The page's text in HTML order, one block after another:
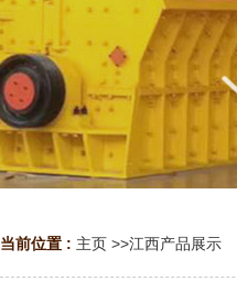
当前位置 : 主页 >>江西产品展示